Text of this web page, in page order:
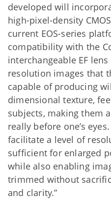
developed will
high-pixel-density
current EOS-series
compatibility with the
interchangeable EF
resolution images that
capable of producing
dimensional texture,
subjects, making them
really before one’s
facilitate a level of
sufficient for enlarged
while also enabling
trimmed without
and clarity.”